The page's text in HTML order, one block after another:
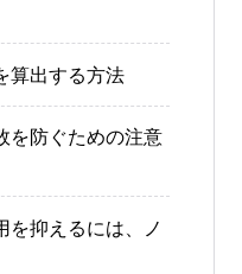
算出する方法
を防ぐための注意
を抑えるには、ノ